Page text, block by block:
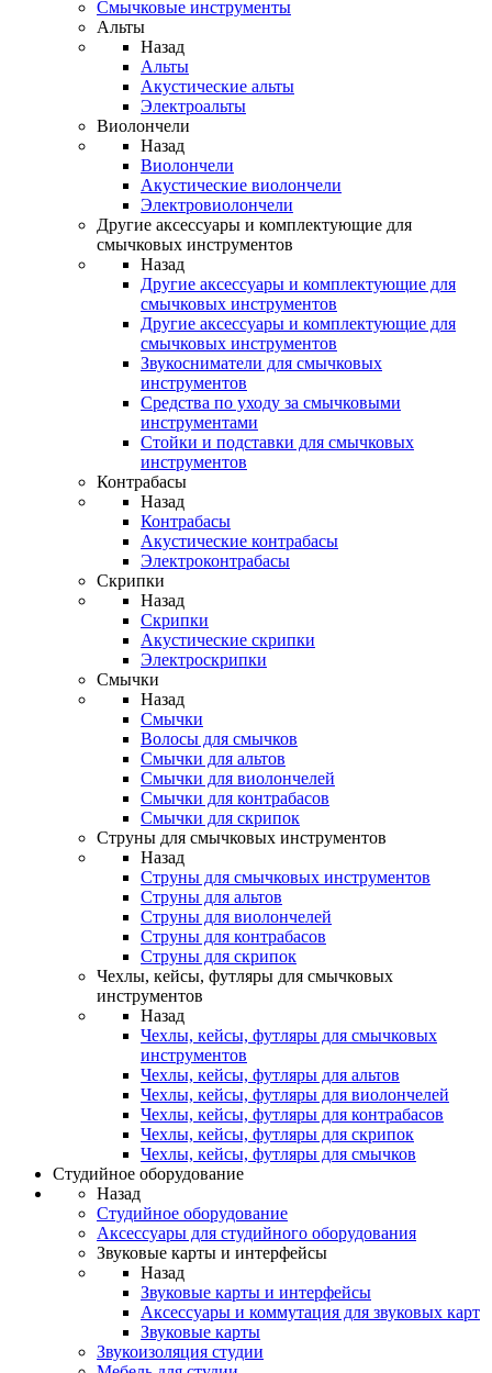
Смычковые инструменты
Альты
Назад
Альты
Акустические альты
Электроальты
Виолончели
Назад
Виолончели
Акустические виолончели
Электровиолончели
Другие аксессуары и комплектующие для
смычковых инструментов
Назад
Другие аксессуары и комплектующие для
смычковых инструментов
Другие аксессуары и комплектующие для
смычковых инструментов
Звукосниматели для смычковых
инструментов
Средства по уходу за смычковыми
инструментами
Стойки и подставки для смычковых
инструментов
Контрабасы
Назад
Контрабасы
Акустические контрабасы
Электроконтрабасы
Скрипки
Назад
Скрипки
Акустические скрипки
Электроскрипки
Смычки
Назад
Смычки
Волосы для смычков
Смычки для альтов
Смычки для виолончелей
Смычки для контрабасов
Смычки для скрипок
Струны для смычковых инструментов
Назад
Струны для смычковых инструментов
Струны для альтов
Струны для виолончелей
Струны для контрабасов
Струны для скрипок
Чехлы, кейсы, футляры для смычковых
инструментов
Назад
Чехлы, кейсы, футляры для смычковых
инструментов
Чехлы, кейсы, футляры для альтов
Чехлы, кейсы, футляры для виолончелей
Чехлы, кейсы, футляры для контрабасов
Чехлы, кейсы, футляры для скрипок
Чехлы, кейсы, футляры для смычков
Студийное оборудование
Назад
Студийное оборудование
Аксессуары для студийного оборудования
Звуковые карты и интерфейсы
Назад
Звуковые карты и интерфейсы
Аксессуары и коммутация для звуковых карт
Звуковые карты
Звукоизоляция студии